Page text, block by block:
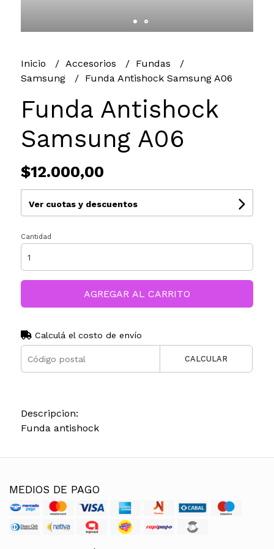
Inicio Accesorios
Fundas
Samsung
Funda Antishock Samsung A06
Funda Antishock
Samsung A06
$12.000,00
Ver cuotas y descuentos
Cantidad
AGREGAR AL CARRITO
Calculá el costo de envío
CALCULAR
Descripcion:
Funda antishock
MEDIOS DE PAGO